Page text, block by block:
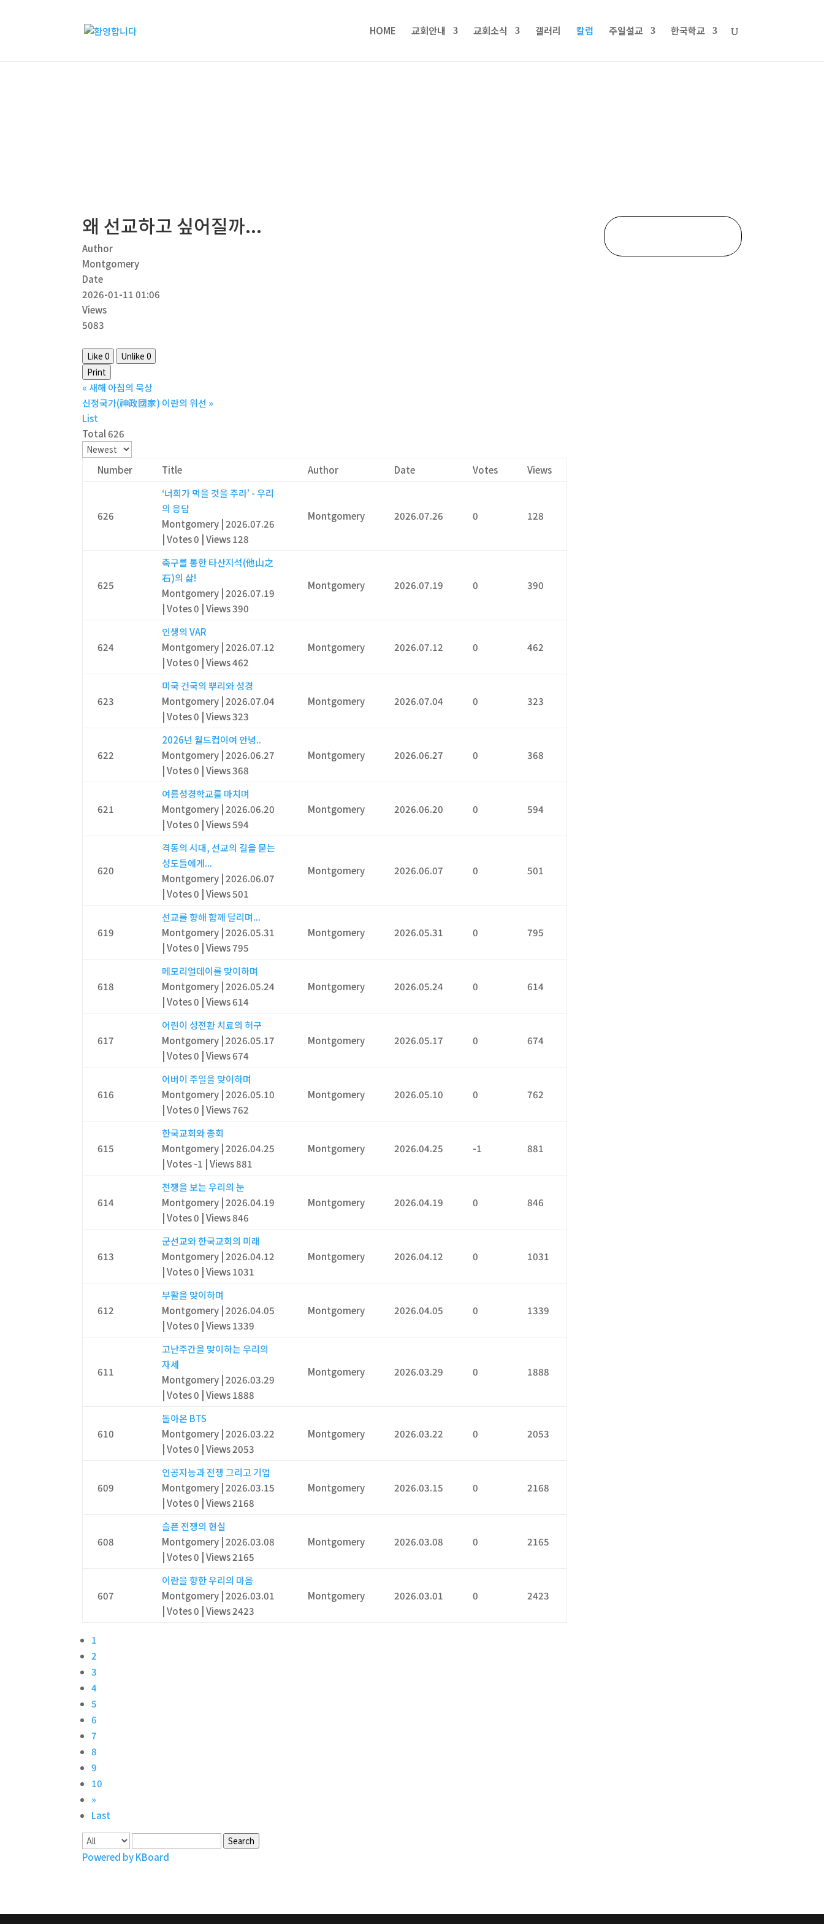
HOME 교회안내 교회소식 갤러리 칼럼 주일설교 한국학교
왜 선교하고 싶어질까...
Author
Montgomery
Date
2026-01-11 01:06
Views
5083
Like0 Unlike0
Print
« 새해 아침의 묵상
신정국가(神政國家) 이란의 위선 »
List
Total 626
Number Title Author Date Votes Views
626
‘너희가 먹을 것을 주라' - 우리
의 응답
Montgomery 2026.07.26
Votes 0 Views 128
Montgomery 2026.07.26 0 128
625
축구를 통한 타산지석(他山之
石)의 삶!
Montgomery 2026.07.19
Votes 0 Views 390
Montgomery 2026.07.19 0 390
624
인생의 VAR
Montgomery 2026.07.12
Votes 0 Views 462
Montgomery 2026.07.12 0 462
623
미국 건국의 뿌리와 성경
Montgomery 2026.07.04
Votes 0 Views 323
Montgomery 2026.07.04 0 323
622
2026년 월드컵이여 안녕..
Montgomery 2026.06.27
Votes 0 Views 368
Montgomery 2026.06.27 0 368
621
여름성경학교를 마치며
Montgomery 2026.06.20
Votes 0 Views 594
Montgomery 2026.06.20 0 594
620
격동의 시대, 선교의 길을 묻는
성도들에게...
Montgomery 2026.06.07
Votes 0 Views 501
Montgomery 2026.06.07 0 501
619
선교를 향해 함께 달리며...
Montgomery 2026.05.31
Votes 0 Views 795
Montgomery 2026.05.31 0 795
618
메모리얼데이를 맞이하며
Montgomery 2026.05.24
Votes 0 Views 614
Montgomery 2026.05.24 0 614
617
어린이 성전환 치료의 허구
Montgomery 2026.05.17
Votes 0 Views 674
Montgomery 2026.05.17 0 674
616
어버이 주일을 맞이하며
Montgomery 2026.05.10
Votes 0 Views 762
Montgomery 2026.05.10 0 762
615
한국교회와 총회
Montgomery 2026.04.25
Votes -1 Views 881
Montgomery 2026.04.25 -1 881
614
전쟁을 보는 우리의 눈
Montgomery 2026.04.19
Votes 0 Views 846
Montgomery 2026.04.19 0 846
613
군선교와 한국교회의 미래
Montgomery 2026.04.12
Votes 0 Views 1031
Montgomery 2026.04.12 0 1031
612
부활을 맞이하며
Montgomery 2026.04.05
Votes 0 Views 1339
Montgomery 2026.04.05 0 1339
611
고난주간을 맞이하는 우리의
자세
Montgomery 2026.03.29
Votes 0 Views 1888
Montgomery 2026.03.29 0 1888
610
돌아온 BTS
Montgomery 2026.03.22
Votes 0 Views 2053
Montgomery 2026.03.22 0 2053
609
인공지능과 전쟁 그리고 기업
Montgomery 2026.03.15
Votes 0 Views 2168
Montgomery 2026.03.15 0 2168
608
슬픈 전쟁의 현실
Montgomery 2026.03.08
Votes 0 Views 2165
Montgomery 2026.03.08 0 2165
607
이란을 향한 우리의 마음
Montgomery 2026.03.01
Votes 0 Views 2423
Montgomery 2026.03.01 0 2423
1
2
3
4
5
6
7
8
9
10
»
Last
Search
Powered by KBoard